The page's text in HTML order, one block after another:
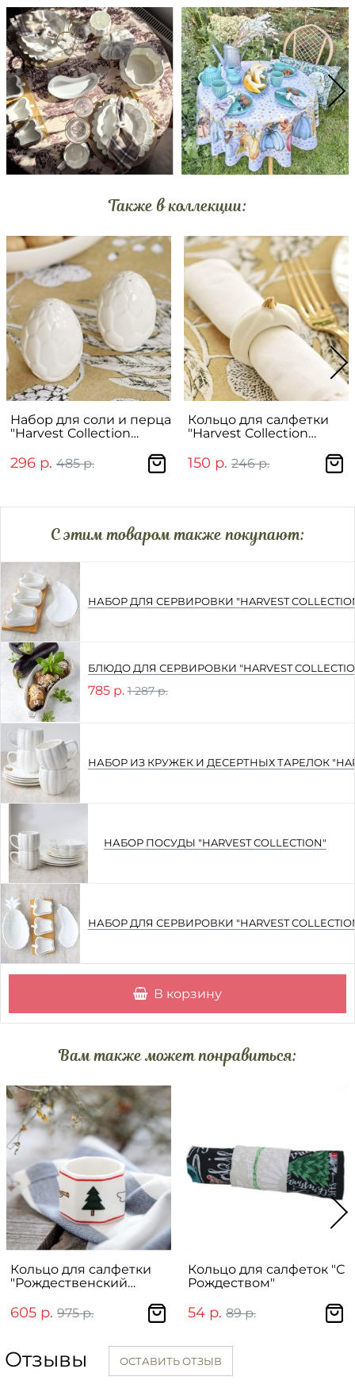
Также в коллекции:
Набор для соли и перца
"Harvest Collection
296 р. 485 р.
Кольцо для салфетки
"Harvest Collection
150 р. 246 р.
C этим товаром также покупают:
НАБОР ДЛЯ СЕРВИРОВКИ "HARVEST
БЛЮДО ДЛЯ СЕРВИРОВКИ "HARVEST
785 р. 1 287 р.
НАБОР ИЗ КРУЖЕК И ДЕСЕРТНЫХ ТАРЕЛОК
НАБОР ПОСУДЫ "HARVEST COLLECTION"
НАБОР ДЛЯ СЕРВИРОВКИ "HARVEST
В корзину
Вам также может понравиться:
Кольцо для салфетки
"Рождественский
605 р. 975 р.
Кольцо для салфеток "С
Рождеством"
54 р. 89 р.
Отзывы ОСТАВИТЬ ОТЗЫВ